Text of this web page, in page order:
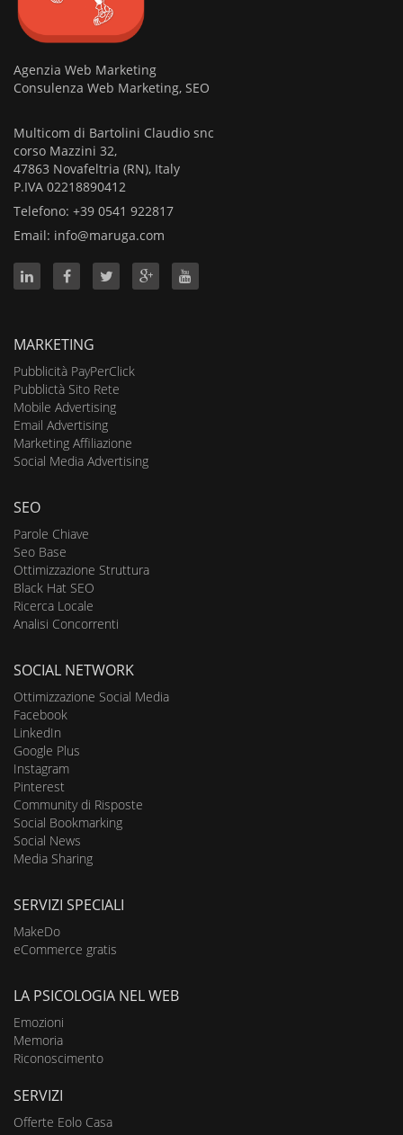
Agenzia Web Marketing
Consulenza Web Marketing, SEO
Multicom di Bartolini Claudio snc
corso Mazzini 32,
47863 Novafeltria (RN), Italy
P.IVA 02218890412
Telefono: +39 0541 922817
Email: info@maruga.com
MARKETING
Pubblicità PayPerClick
Pubblictà Sito Rete
Mobile Advertising
Email Advertising
Marketing Affiliazione
Social Media Advertising
SEO
Parole Chiave
Seo Base
Ottimizzazione Struttura
Black Hat SEO
Ricerca Locale
Analisi Concorrenti
SOCIAL NETWORK
Ottimizzazione Social Media
Facebook
LinkedIn
Google Plus
Instagram
Pinterest
Community di Risposte
Social Bookmarking
Social News
Media Sharing
SERVIZI SPECIALI
MakeDo
eCommerce gratis
LA PSICOLOGIA NEL WEB
Emozioni
Memoria
Riconoscimento
SERVIZI
Offerte Eolo Casa